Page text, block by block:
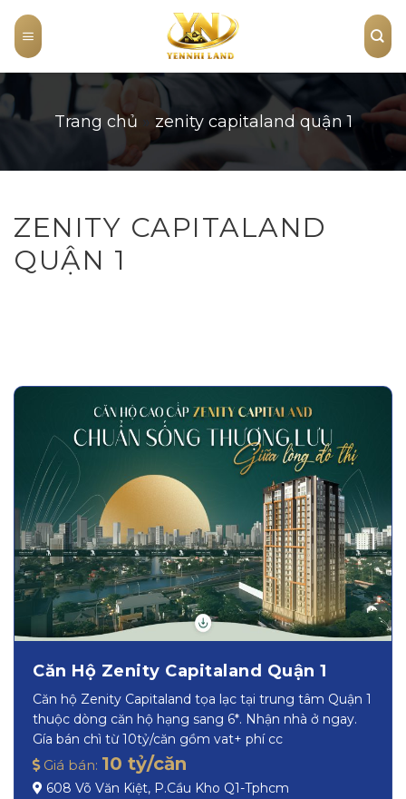
content
Trang chủ » zenity capitaland quận 1
ZENITY CAPITALAND
QUẬN 1
Căn Hộ Zenity Capitaland Quận 1
Căn hộ Zenity Capitaland tọa lạc tại trung tâm Quận 1
thuộc dòng căn hộ hạng sang 6*. Nhận nhà ở ngay.
Gía bán chì từ 10tỷ/căn gồm vat+ phí cc
Giá bán: 10 tỷ/căn
608 Võ Văn Kiệt, P.Cầu Kho Q1-Tphcm